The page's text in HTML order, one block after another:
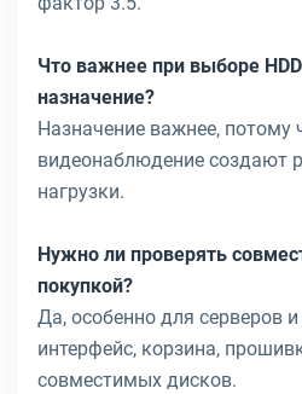
Что важнее при выборе
назначение?
Назначение важнее, потому
видеонаблюдение создают
нагрузки.
Нужно ли проверять
покупкой?
Да, особенно для серверов
интерфейс, корзина,
совместимых дисков.